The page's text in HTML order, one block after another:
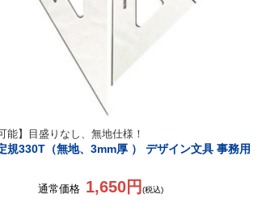
能】目盛りなし、無地仕様！
規330T（無地、3mm厚 ） デザイン文具 事務用
通常価格 1,650円 (税込)